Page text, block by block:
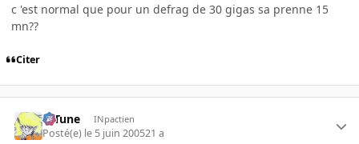
c 'est normal que pour un defrag de 30 gigas sa prenne 15
mn??
Citer
D-Tune INpactien
Posté(e) le 5 juin 200521 a